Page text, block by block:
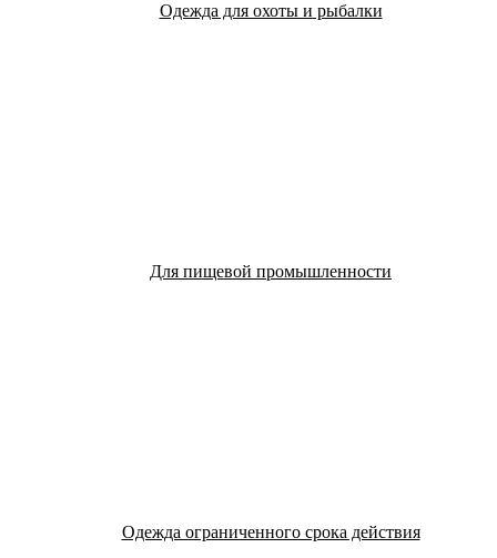
Одежда для охоты и рыбалки
Для пищевой промышленности
Одежда ограниченного срока действия